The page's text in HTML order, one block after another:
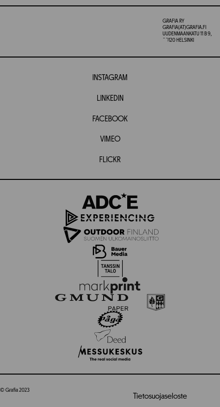
GRAFIA RY
GRAFIA(AT)GRAFIA.FI
UUDENMAANKATU 11 B 9,
00120 HELSINKI
INSTAGRAM
LINKEDIN
FACEBOOK
VIMEO
FLICKR
© Grafia 2023
Tietosuojaseloste